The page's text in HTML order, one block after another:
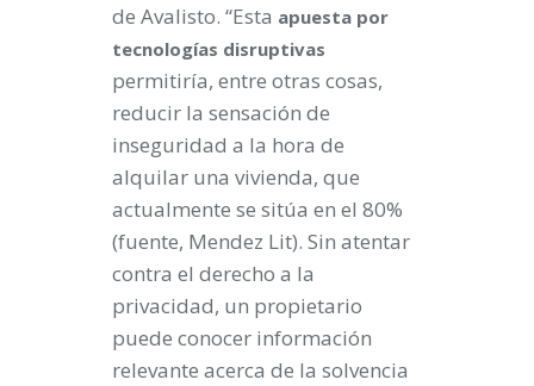
de Avalisto. “Esta apuesta por
tecnologías disruptivas
permitiría, entre otras cosas,
reducir la sensación de
inseguridad a la hora de
alquilar una vivienda, que
actualmente se sitúa en el 80%
(fuente, Mendez Lit). Sin atentar
contra el derecho a la
privacidad, un propietario
puede conocer información
relevante acerca de la solvencia